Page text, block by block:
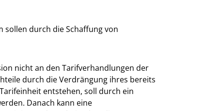
sollen durch die Schaffung von
nicht an den Tarifverhandlungen der
durch die Verdrängung ihres bereits
entstehen, soll durch ein
Danach kann eine